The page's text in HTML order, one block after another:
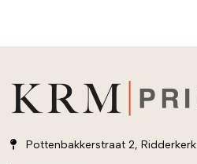
Pottenbakkerstraat 2, Ridderkerk